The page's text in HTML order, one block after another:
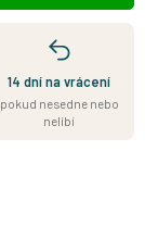
14 dní na vrácení
pokud nesedne nebo
nelíbí